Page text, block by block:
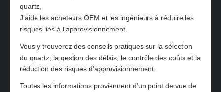
quartz,
J'aide les acheteurs OEM et les ingénieurs à réduire les
risques liés à l'approvisionnement.
Vous y trouverez des conseils pratiques sur la sélection
du quartz, la gestion des délais, le contrôle des coûts et la
réduction des risques d'approvisionnement.
Toutes les informations proviennent d'un point de vue de